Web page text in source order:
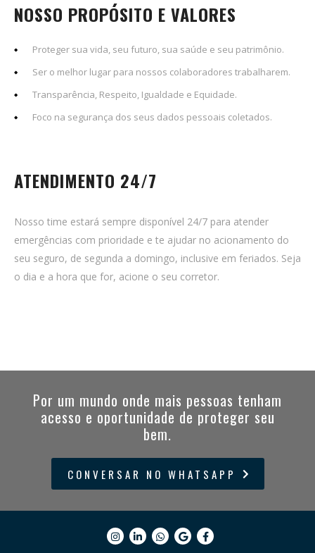
NOSSO PROPÓSITO E VALORES
Proteger sua vida, seu futuro, sua saúde e seu patrimônio.
Ser o melhor lugar para nossos colaboradores trabalharem.
Transparência, Respeito, Igualdade e Equidade.
Foco na segurança dos seus dados pessoais coletados.
ATENDIMENTO 24/7
Nosso time estará sempre disponível 24/7 para atender
emergências com prioridade e te ajudar no acionamento do
seu seguro, de segunda a domingo, inclusive em feriados. Seja
o dia e a hora que for, acione o seu corretor.
Por um mundo onde mais pessoas tenham
acesso e oportunidade de proteger seu
bem.
CONVERSAR NO WHATSAPP